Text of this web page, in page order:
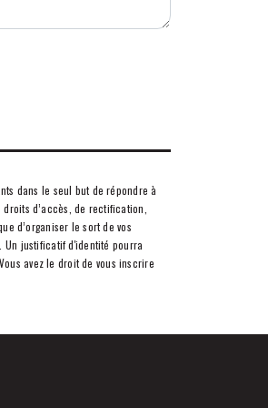
dans le seul but de répondre à
droits d’accès, de rectification,
d’organiser le sort de vos
Un justificatif d'identité pourra
avez le droit de vous inscrire